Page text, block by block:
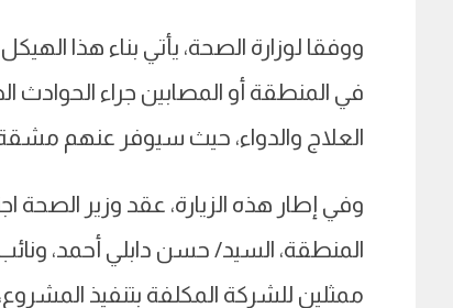
ووفقا لوزارة الصحة، يأتي بناء هذا
في المنطقة أو المصابين جراء الحوادث
العلاج والدواء، حيث سيوفر عنهم
وفي إطار هذه الزيارة، عقد وزير
المنطقة، السيد/ حسن دابلي أحمد،
ممثلين للشركة المكلفة بتنفيذ المشروع،